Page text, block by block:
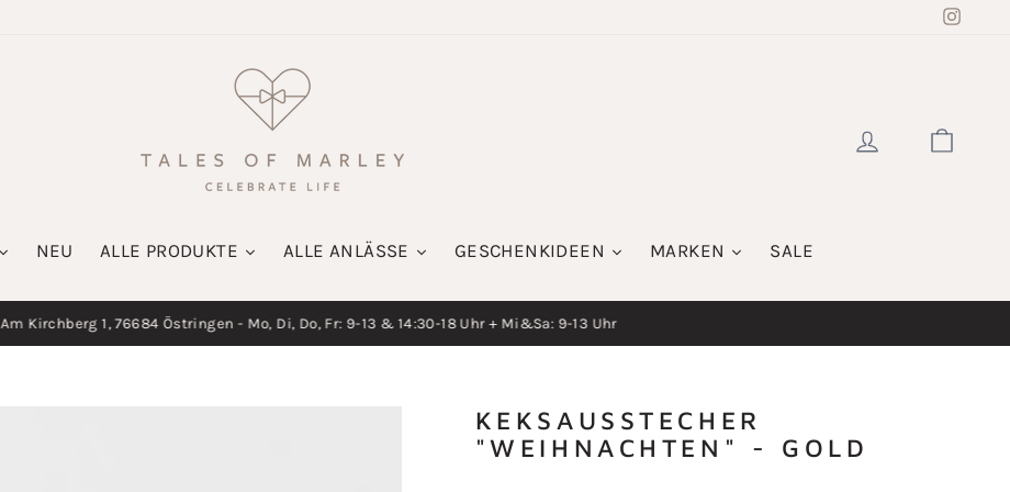
NEU ALLE PRODUKTE ALLE ANLÄSSE GESCHENKIDEEN MARKEN SALE
Am Kirchberg 1, 76684 Östringen - Mo, Di, Do, Fr: 9-13 & 14:30-18 Uhr + Mi&Sa: 9-13 Uhr
KEKSAUSSTECHER
"WEIHNACHTEN" - GOLD